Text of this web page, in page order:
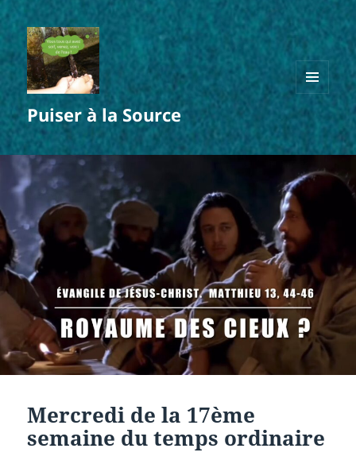
Puiser à la Source
MENU
ET
WIDGETS
Mercredi de la 17ème
semaine du temps ordinaire